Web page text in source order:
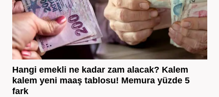
Hangi emekli ne kadar zam alacak? Kalem
kalem yeni maaş tablosu! Memura yüzde 5
fark